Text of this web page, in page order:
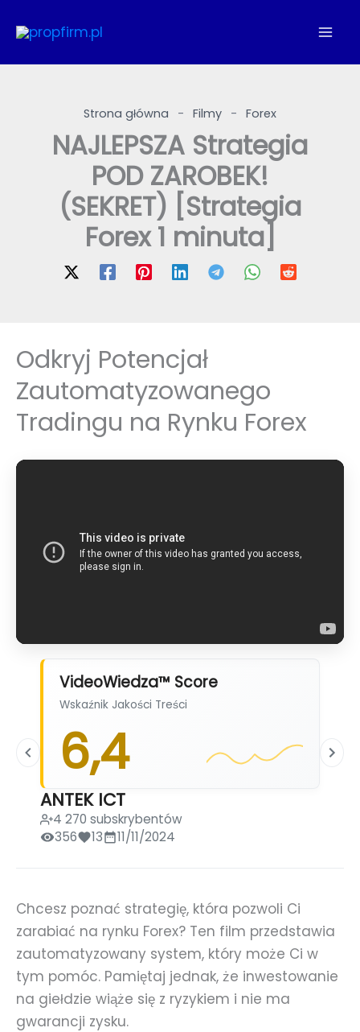
do
Strona główna - Filmy - Forex
NAJLEPSZA Strategia
POD ZAROBEK!
(SEKRET) [Strategia
Forex 1 minuta]
Odkryj Potencjał
Zautomatyzowanego
Tradingu na Rynku Forex
VideoWiedza™ Score
Wskaźnik Jakości Treści
6,4
ANTEK ICT
4 270 subskrybentów
356
13 11/11/2024
Chcesz poznać strategię, która pozwoli Ci
zarabiać na rynku Forex? Ten film przedstawia
zautomatyzowany system, który może Ci w
tym pomóc. Pamiętaj jednak, że inwestowanie
na giełdzie wiąże się z ryzykiem i nie ma
gwarancji zysku.